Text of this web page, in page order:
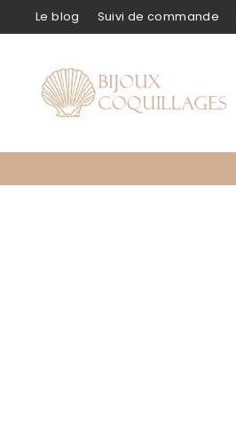
PasserLe blog Suivi de commande